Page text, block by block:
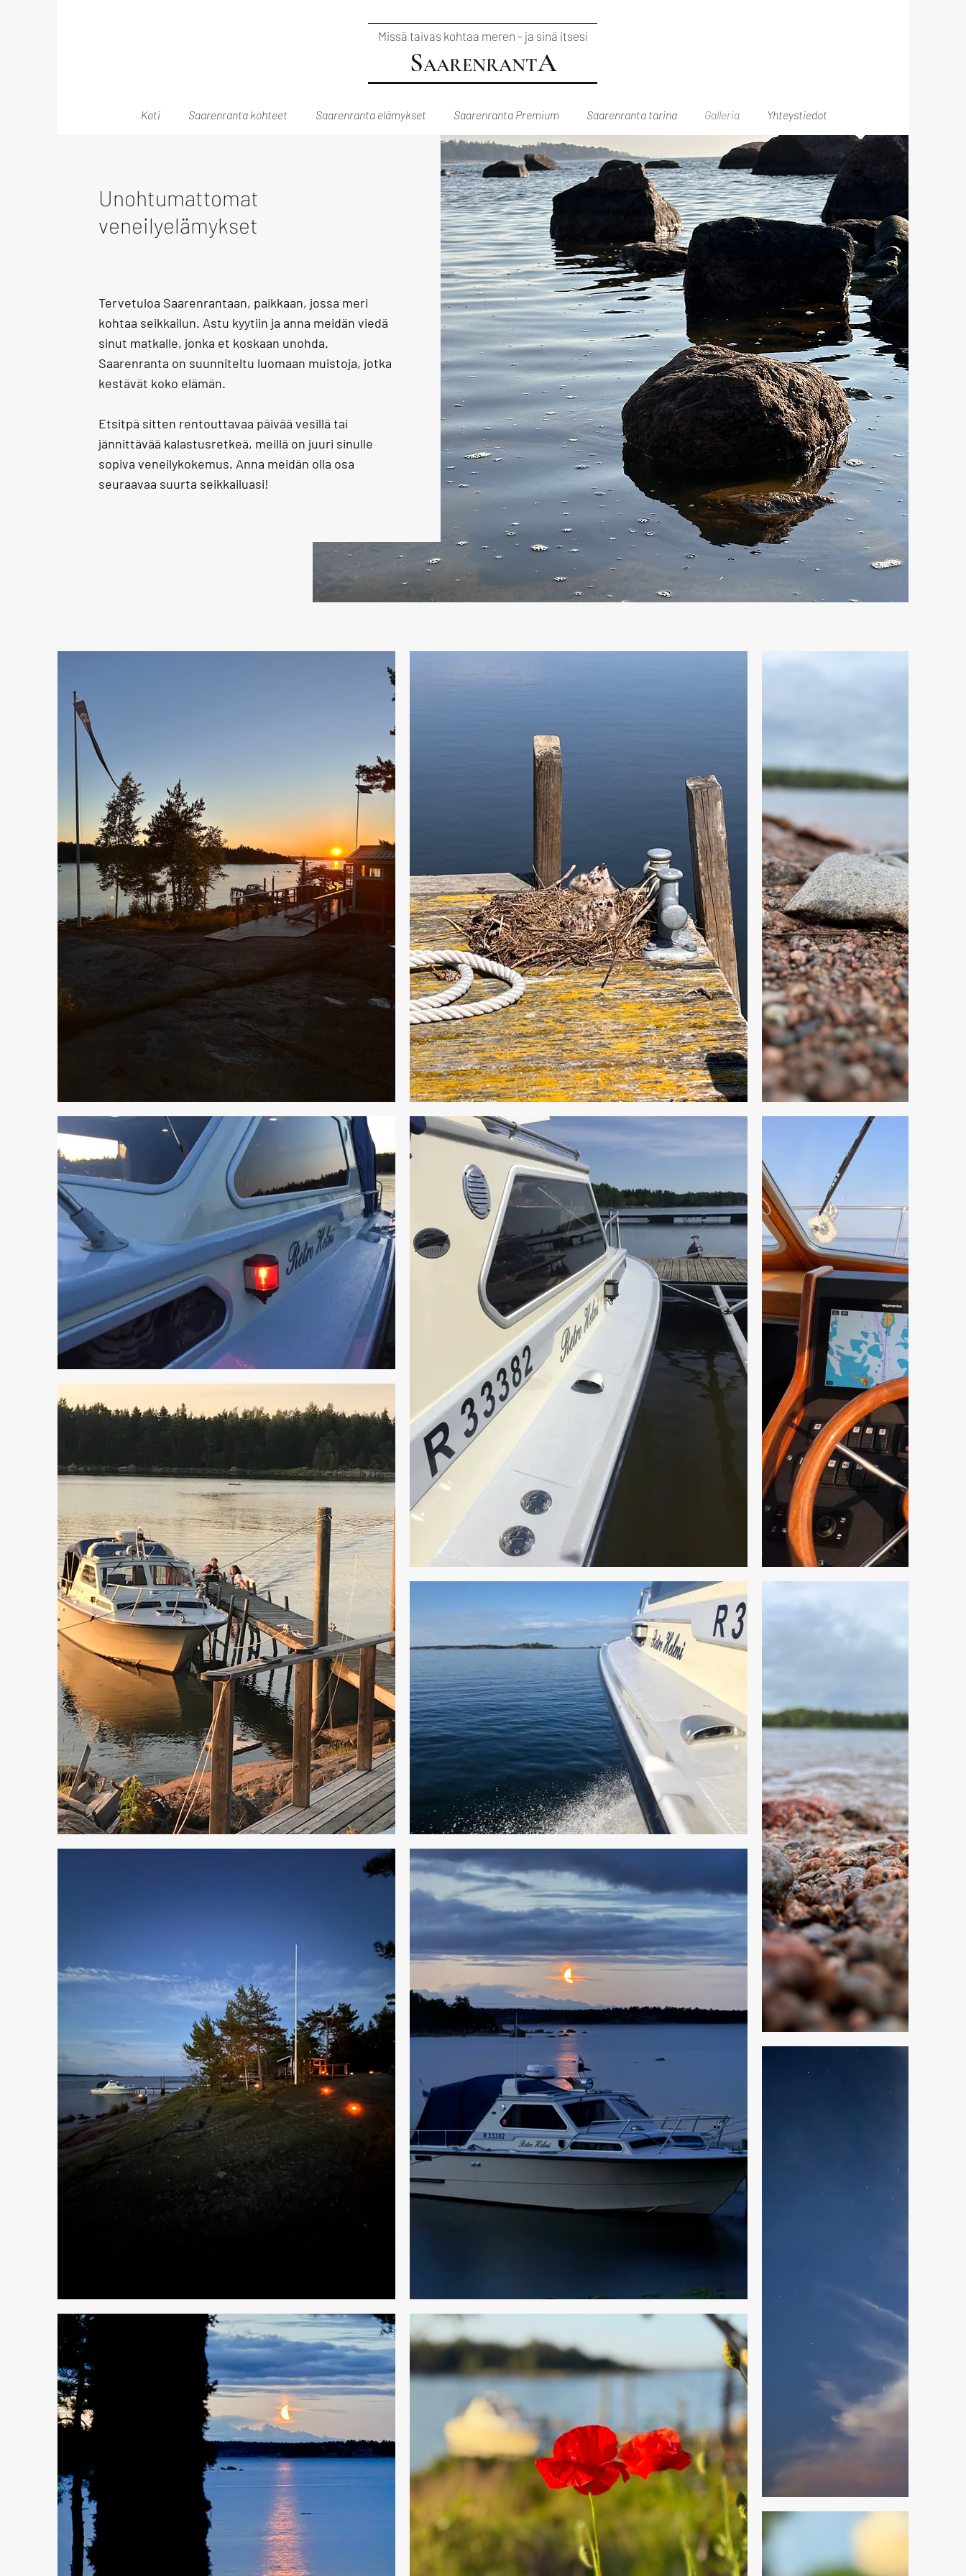
Missä taivas kohtaa meren - ja sinä itsesi
SAARENRANTA
Koti Saarenranta kohteet Saarenranta elämykset Saarenranta Premium Saarenranta tarina Galleria Yhteystiedot
Unohtumattomat
veneilyelämykset
Tervetuloa Saarenrantaan, paikkaan, jossa meri
kohtaa seikkailun. Astu kyytiin ja anna meidän viedä
sinut matkalle, jonka et koskaan unohda.
Saarenranta on suunniteltu luomaan muistoja, jotka
kestävät koko elämän.
Etsitpä sitten rentouttavaa päivää vesillä tai
jännittävää kalastusretkeä, meillä on juuri sinulle
sopiva veneilykokemus. Anna meidän olla osa
seuraavaa suurta seikkailuasi!